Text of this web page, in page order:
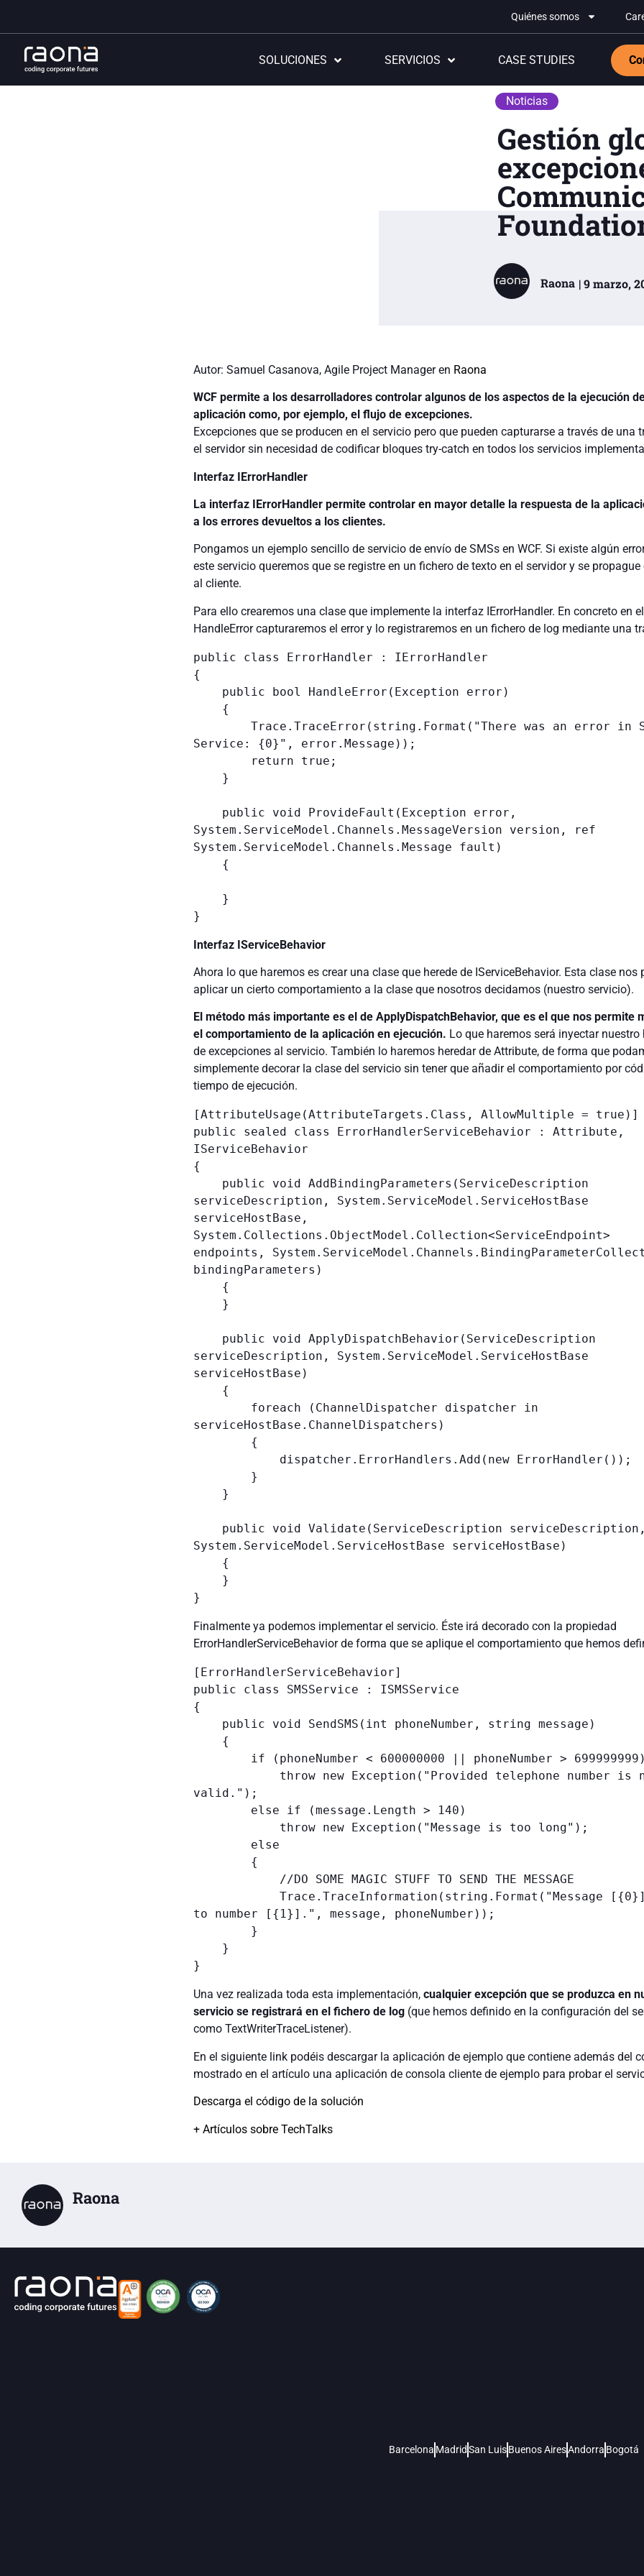
Quiénes somos
SOLUCIONES SERVICIOS CASE STUDIES
Noticias
Gestión
Raona | 9 marzo,
Autor: Samuel Casanova, Agile Project Manager en Raona
WCF permite a los desarrolladores controlar algunos de los aspectos de la ejecución
aplicación como, por ejemplo, el flujo de excepciones.
Excepciones que se producen en el servicio pero que pueden capturarse a través de una
el servidor sin necesidad de codificar bloques try-catch en todos los servicios
Interfaz IErrorHandler
La interfaz IErrorHandler permite controlar en mayor detalle la respuesta de la
a los errores devueltos a los clientes.
Pongamos un ejemplo sencillo de servicio de envío de SMSs en WCF. Si existe algún
este servicio queremos que se registre en un fichero de texto en el servidor y se propague
al cliente.
Para ello crearemos una clase que implemente la interfaz IErrorHandler. En concreto en
HandleError capturaremos el error y lo registraremos en un fichero de log mediante una
public class ErrorHandler : IErrorHandler
{
Service: {0}", error.Message));
System.ServiceModel.Channels.MessageVersion version, ref
System.ServiceModel.Channels.Message fault)
Interfaz IServiceBehavior
Ahora lo que haremos es crear una clase que herede de IServiceBehavior. Esta clase nos
aplicar un cierto comportamiento a la clase que nosotros decidamos (nuestro servicio).
El método más importante es el de ApplyDispatchBehavior, que es el que nos permite
el comportamiento de la aplicación en ejecución. Lo que haremos será inyectar nuestro
de excepciones al servicio. También lo haremos heredar de Attribute, de forma que
simplemente decorar la clase del servicio sin tener que añadir el comportamiento por
tiempo de ejecución.
[AttributeUsage(AttributeTargets.Class, AllowMultiple = true)]
public sealed class ErrorHandlerServiceBehavior : Attribute,
IServiceBehavior
{
serviceDescription, System.ServiceModel.ServiceHostBase
serviceHostBase,
System.Collections.ObjectModel.Collection<ServiceEndpoint>
endpoints,
bindingParameters)
serviceDescription, System.ServiceModel.ServiceHostBase
serviceHostBase)
serviceHostBase.ChannelDispatchers)
System.ServiceModel.ServiceHostBase serviceHostBase)
Finalmente ya podemos implementar el servicio. Éste irá decorado con la propiedad
ErrorHandlerServiceBehavior de forma que se aplique el comportamiento que hemos
[ErrorHandlerServiceBehavior]
public class SMSService : ISMSService
{
valid.");
to number [{1}].", message, phoneNumber));
Una vez realizada toda esta implementación, cualquier excepción que se produzca en
servicio se registrará en el fichero de log(que hemos definido en la configuración del
como TextWriterTraceListener).
En el siguiente link podéis descargar la aplicación de ejemplo que contiene además del
mostrado en el artículo una aplicación de consola cliente de ejemplo para probar el
Descarga el código de la solución
+ Artículos sobre TechTalks
Raona
Barcelona MadridSan Luis Buenos AiresAndorra Bogotá